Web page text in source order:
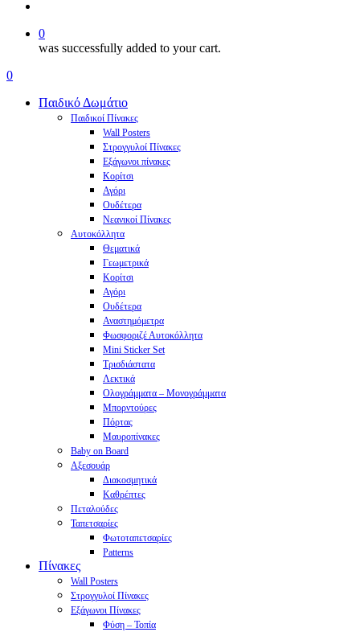
0
was successfully added to your cart.
Menu
search
account
0
Παιδικό Δωμάτιο
Παιδικοί Πίνακες
Wall Posters
Στρογγυλοί Πίνακες
Εξάγωνοι πίνακες
Κορίτσι
Αγόρι
Ουδέτερα
Νεανικοί Πίνακες
Αυτοκόλλητα
Θεματικά
Γεωμετρικά
Κορίτσι
Αγόρι
Ουδέτερα
Αναστημόμετρα
Φωσφοριζέ Αυτοκόλλητα
Mini Sticker Set
Tρισδιάστατα
Λεκτικά
Ολογράμματα – Μονογράμματα
Μπορντούρες
Πόρτας
Μαυροπίνακες
Baby on Board
Αξεσουάρ
Διακοσμητικά
Καθρέπτες
Πεταλούδες
Ταπετσαρίες
Φωτοταπετσαρίες
Patterns
Πίνακες
Wall Posters
Στρογγυλοί Πίνακες
Εξάγωνοι Πίνακες
Φύση – Τοπία